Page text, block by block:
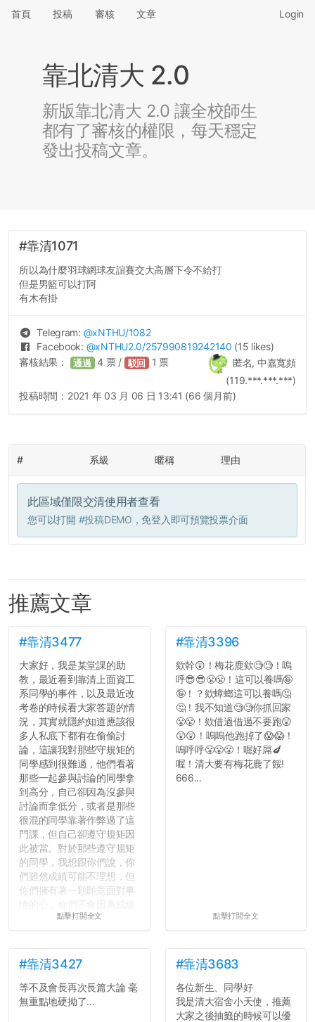
首頁 投稿 審核 文章 Login
靠北清大 2.0
新版靠北清大 2.0 讓全校師生
都有了審核的權限，每天穩定
發出投稿文章。
#靠清1071
所以為什麼羽球網球友誼賽交大高層下令不給打
但是男籃可以打阿
有木有掛
Telegram: @xNTHU/1082
Facebook: @xNTHU2.0/257990819242140 (15 likes)
匿名, 中嘉寬頻
(119.***.***.***)
審核結果： 通過 4 票 / 駁回 1 票
投稿時間： 2021 年 03 月 06 日 13:41 (66 個月前)
# 系級 暱稱 理由
此區域僅限交清使用者查看
您可以打開 #投稿DEMO ，免登入即可預覽投票介面
推薦文章
#靠清3477
大家好，我是某堂課的助
教，最近看到靠清上面資工
系同學的事件，以及最近改
考卷的時候看大家答題的情
況，其實就隱約知道應該很
多人私底下都有在偷偷討
論，這讓我對那些守規矩的
同學感到很難過，他們看著
那些一起參與討論的同學拿
到高分，自己卻因為沒參與
討論而拿低分，或者是那些
很混的同學靠著作弊過了這
門課，但自己卻遵守規矩因
此被當。對於那些遵守規矩
的同學，我想跟你們說，你
們雖然成績可能不理想，但
你們擁有著一顆願意面對事
壓力而選擇逃避(作弊)，在
績無法體現你們的努力，但
往後你們正直的態度一定會
讓你們在社會上適應得更
好。最後，那些作弊的同
點擊打開全文
#靠清3396
欸幹😲！梅花鹿欸🧐🧐！嗚
呼😎😎😤😤！這可以養嗎🤪
🤪！？欸蟑螂這可以養嗎🤔
🤔！我不知道🧐🧐你抓回家
😤😤！欸借過借過不要跑😲
😲😲！嗚嗚他跑掉了😱😱！
嗚呼呼😤😤😤！喔好屌🍆
喔！清大要有梅花鹿了餒!
666...
點擊打開全文
#靠清3427
等不及會長再次長篇大論 毫
無重點地硬拗了...
#靠清3683
各位新生、同學好
我是清大宿舍小天使，推薦
大家之後抽籤的時候可以優